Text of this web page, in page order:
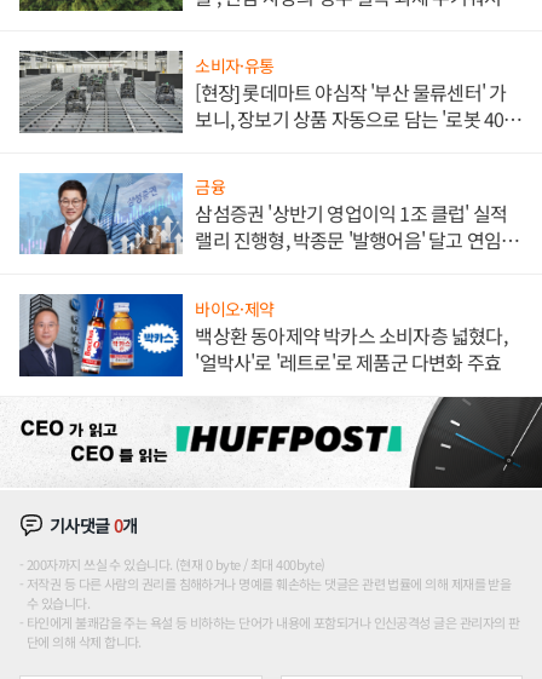
소비자·유통
[현장] 롯데마트 야심작 '부산 물류센터' 가
보니, 장보기 상품 자동으로 담는 '로봇 400
금융
삼섬증권 '상반기 영업이익 1조 클럽' 실적
랠리 진행형, 박종문 '발행어음' 달고 연임 향
바이오·제약
백상환 동아제약 박카스 소비자층 넓혔다,
'얼박사'로 '레트로'로 제품군 다변화 주효
기사댓글0개
200자까지 쓰실 수 있습니다. (현재 0 byte / 최대 400byte)
저작권 등 다른 사람의 권리를 침해하거나 명예를 훼손하는 댓글은 관련 법률에 의해 제재를 받을
수 있습니다.
타인에게 불쾌감을 주는 욕설 등 비하하는 단어가 내용에 포함되거나 인신공격성 글은 관리자의 판
단에 의해 삭제 합니다.